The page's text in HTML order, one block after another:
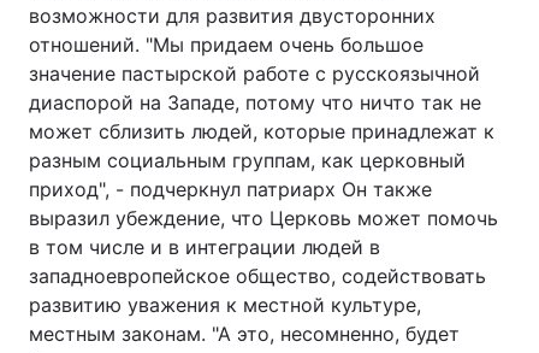
возможности для развития двусторонних
отношений. "Мы придаем очень большое
значение пастырской работе с русскоязычной
диаспорой на Западе, потому что ничто так не
может сблизить людей, которые принадлежат к
разным социальным группам, как церковный
приход", - подчеркнул патриарх Он также
выразил убеждение, что Церковь может помочь
в том числе и в интеграции людей в
западноевропейское общество, содействовать
развитию уважения к местной культуре,
местным законам. "А это, несомненно, будет